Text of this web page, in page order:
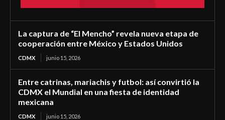
La captura de “El Mencho” revela nueva etapa de
cooperación entre México y Estados Unidos
CDMX junio 15, 2026
Entre catrinas, mariachis y futbol: así convirtió la
CDMX el Mundial en una fiesta de identidad
mexicana
CDMX junio 15, 2026